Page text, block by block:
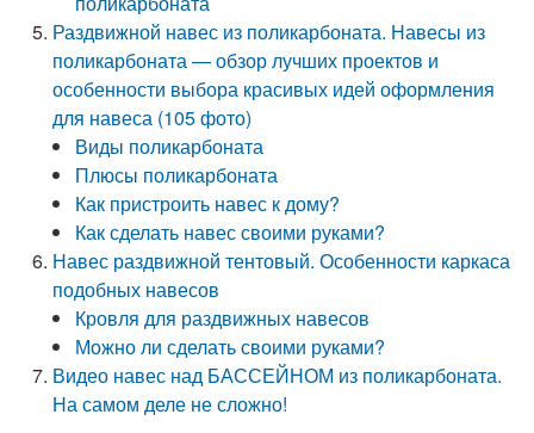
Раздвижной навес из поликарбоната. Навесы из
поликарбоната — обзор лучших проектов и
особенности выбора красивых идей оформления
для навеса (105 фото)
Виды поликарбоната
Плюсы поликарбоната
Как пристроить навес к дому?
Как сделать навес своими руками?
Навес раздвижной тентовый. Особенности каркаса
подобных навесов
Кровля для раздвижных навесов
Можно ли сделать своими руками?
Видео навес над БАССЕЙНОМ из поликарбоната.
На самом деле не сложно!